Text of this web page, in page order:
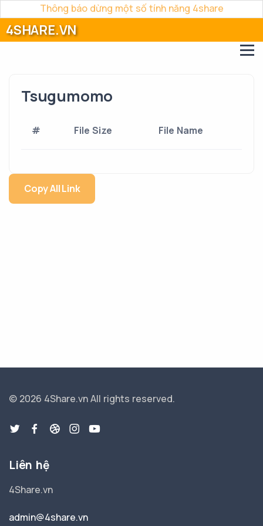
Thông báo dừng một số tính năng 4share
4SHARE.VN
Tsugumomo
# File Size File Name
Copy All Link
© 2026 4Share.vnAll rights reserved.
Liên hệ
4Share.vn
admin@4share.vn